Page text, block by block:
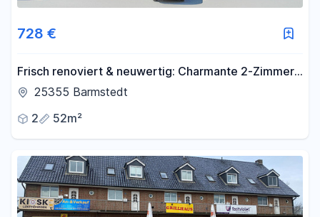
728 €
Frisch renoviert & neuwertig: Charmante 2-Zimmer-
Wohnung mit Loggia in Barmstedt
25355 Barmstedt
2
52m²